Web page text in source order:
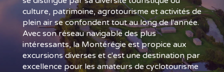
culture, patrimoine, agrotourisme et activités de
plein air se confondent tout au long de l'année.
Avec son réseau navigable des plus
intéressants, la Montérégie est propice aux
excursions diverses et c'est une destination par
excellence pour les amateurs de cyclotourisme